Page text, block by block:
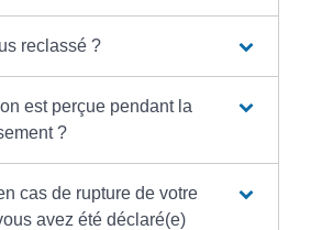
reclassé ?
est perçue pendant la
?
cas de rupture de votre
avez été déclaré(e)